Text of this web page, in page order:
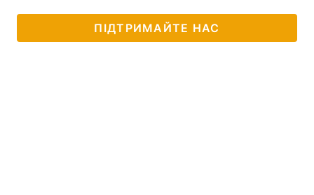
Контакти
ПІДТРИМАЙТЕ НАС